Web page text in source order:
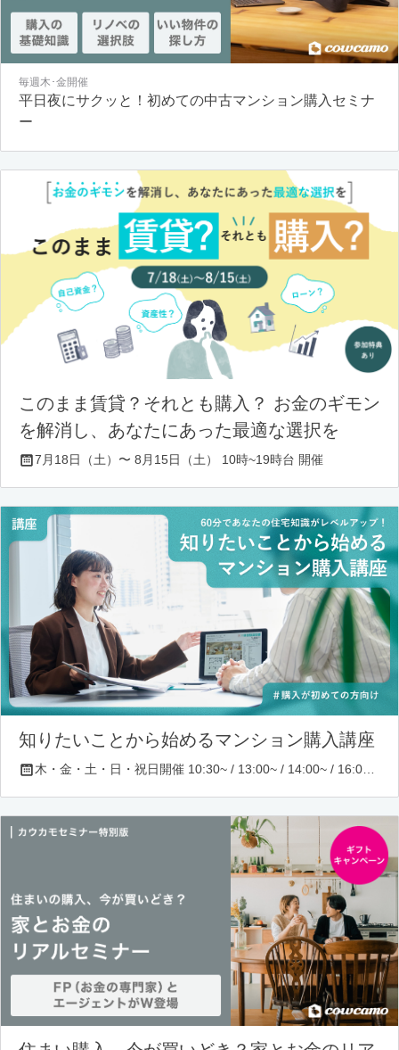
毎週木･金開催
平日夜にサクッと！初めての中古マンション購入セミナ
ー
このまま賃貸？それとも購入？ お金のギモン
を解消し、あなたにあった最適な選択を
7月18日（土）〜 8月15日（土） 10時~19時台 開催
知りたいことから始めるマンション購入講座
木・金・土・日・祝日開催 10:30~ / 13:00~ / 14:00~ / 16:00~ / 17:00~/ 18:30~/ 19:30~